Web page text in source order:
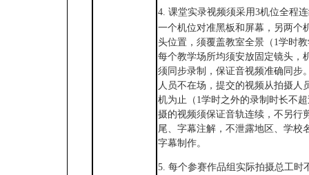
4. 课堂实录视频须采用3机位全程
一个机位对准黑板和屏幕，另两个
头位置，须覆盖教室全景（1学时
每个教学场所均须安放固定镜头，
须同步录制，保证音视频准确同步
人员不在场，提交的视频从拍摄人
机为止（1学时之外的录制时长不
摄的视频须保证音轨连续，不另行
尾、字幕注解，不泄露地区、学校
字幕制作。
5. 每个参赛作品组实际拍摄总工时